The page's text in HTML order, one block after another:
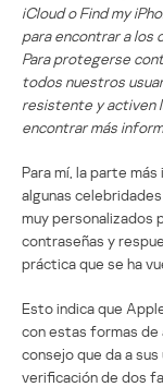
iCloud o Find my
para encontrar a los
Para protegerse
todos nuestros
resistente y activen
encontrar más
Para mí, la parte
algunas
muy personalizados
contraseñas y
práctica que se ha
Esto indica que
con estas formas de
consejo que da a
verificación de dos